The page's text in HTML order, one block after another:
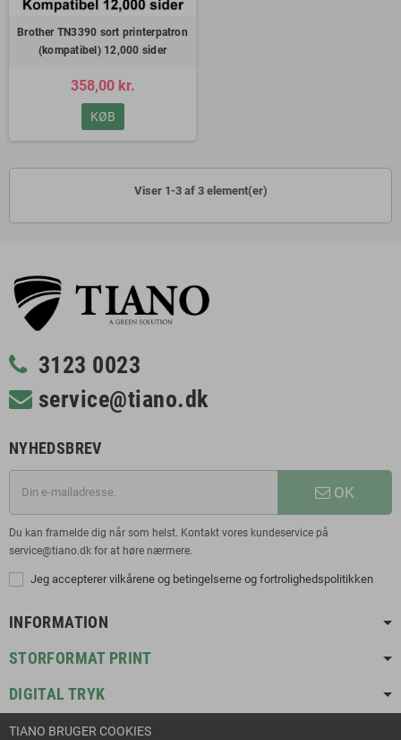
Brother TN3390 sort printerpatron
(kompatibel) 12,000 sider
358,00 kr.
KØB
Viser 1-3 af 3 element(er)
3123 0023
service@tiano.dk
NYHEDSBREV
OK
Du kan framelde dig når som helst. Kontakt vores kundeservice på
service@tiano.dk for at høre nærmere.
Jeg accepterer vilkårene og betingelserne og fortrolighedspolitikken
INFORMATION
STORFORMAT PRINT
DIGITAL TRYK
TIANO BRUGER COOKIES